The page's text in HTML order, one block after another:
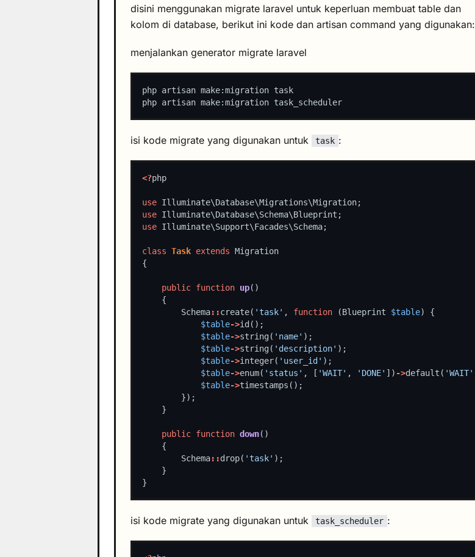
disini menggunakan migrate laravel untuk keperluan membuat table dan
kolom di database, berikut ini kode dan artisan command yang digunakan:
menjalankan generator migrate laravel
isi kode migrate yang digunakan untuk task :
<?
use
use
use
class Task extends
public function up
        Schema
::create( 'task' , function (Blueprint $table
$table->
$table->string( 'name'
$table->string( 'description'
$table->integer( 'user_id'
$table->enum( 'status' , [ 'WAIT' , 'DONE' ]) ->default( 'WAIT'
$table->
public function down
        Schema
::drop( 'task'
isi kode migrate yang digunakan untuk task_scheduler :